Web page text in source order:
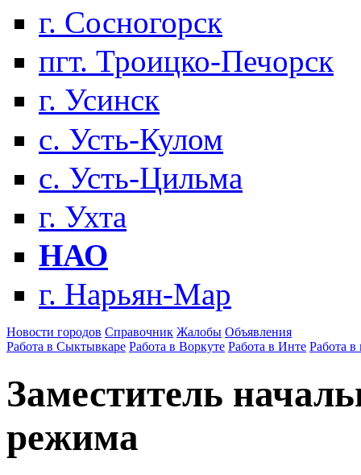
г. Сосногорск
пгт. Троицко-Печорск
г. Усинск
с. Усть-Кулом
с. Усть-Цильма
г. Ухта
НАО
г. Нарьян-Мар
Новости городов Справочник Жалобы Объявления
Работа в Сыктывкаре Работа в Воркуте Работа в Инте Работа в
Заместитель
режима